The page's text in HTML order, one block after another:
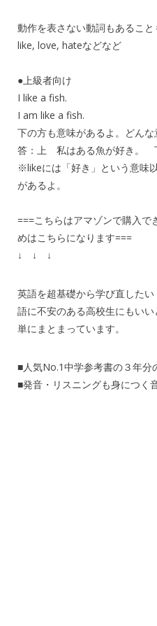
動作を表さない動詞もあること
like, love, hateなどなど
●上級者向け
I like a fish.
I am like a fish.
下の方も意味があるよ。どん
答：上 私はある魚が好き。
※likeには「好き」という意味
があるよ。
===こちらはアマゾンで購入で
めはこちらになります===
↓ ↓ ↓
英語を超基礎から学び直した
語に不安のある高校生にもい
単にまとまっています。
■人気No.1中学参考書の３年分
■発音・リスニングも身につく